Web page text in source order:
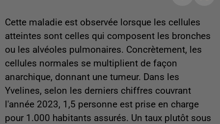
Cette maladie est observée lorsque les cellules
atteintes sont celles qui composent les bronches
ou les alvéoles pulmonaires. Concrètement, les
cellules normales se multiplient de façon
anarchique, donnant une tumeur. Dans les
Yvelines, selon les derniers chiffres couvrant
l'année 2023, 1,5 personne est prise en charge
pour 1.000 habitants assurés. Un taux plutôt sous